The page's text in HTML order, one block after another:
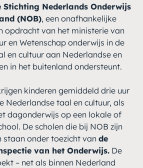
Stichting Nederlands Onderwijs
(NOB), een onafhankelijke
opdracht van het ministerie van
en Wetenschap onderwijs in de
en cultuur aan Nederlandse en
in het buitenland ondersteunt.
kinderen gemiddeld drie uur
Nederlandse taal en cultuur, als
dagonderwijs op een lokale of
De scholen die bij NOB zijn
staan onder toezicht van de
van het Onderwijs.De
– net als binnen Nederland